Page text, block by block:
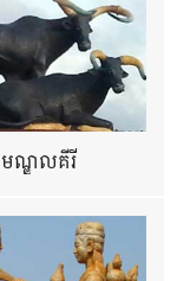
មណ្ឌលគីរី